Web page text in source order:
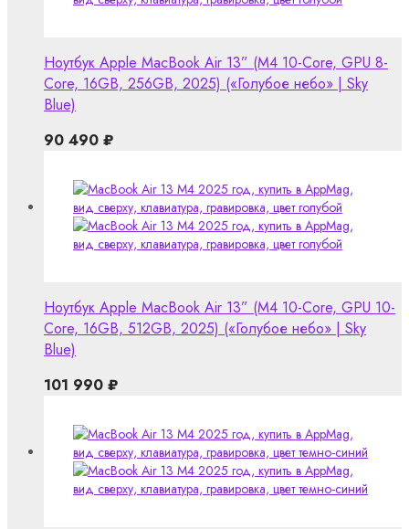
Ноутбук Apple MacBook Air 13” (M4 10-Core, GPU 8-
Core, 16GB, 256GB, 2025) («Голубое небо» | Sky
Blue)
90 490 ₽
Ноутбук Apple MacBook Air 13” (M4 10-Core, GPU 10-
Core, 16GB, 512GB, 2025) («Голубое небо» | Sky
Blue)
101 990 ₽